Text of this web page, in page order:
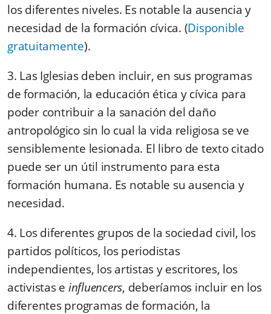
los diferentes niveles. Es notable la ausencia y
necesidad de la formación cívica. (Disponible
gratuitamente).
3. Las Iglesias deben incluir, en sus programas
de formación, la educación ética y cívica para
poder contribuir a la sanación del daño
antropológico sin lo cual la vida religiosa se ve
sensiblemente lesionada. El libro de texto citado
puede ser un útil instrumento para esta
formación humana. Es notable su ausencia y
necesidad.
4. Los diferentes grupos de la sociedad civil, los
partidos políticos, los periodistas
independientes, los artistas y escritores, los
activistas e influencers, deberíamos incluir en los
diferentes programas de formación, la